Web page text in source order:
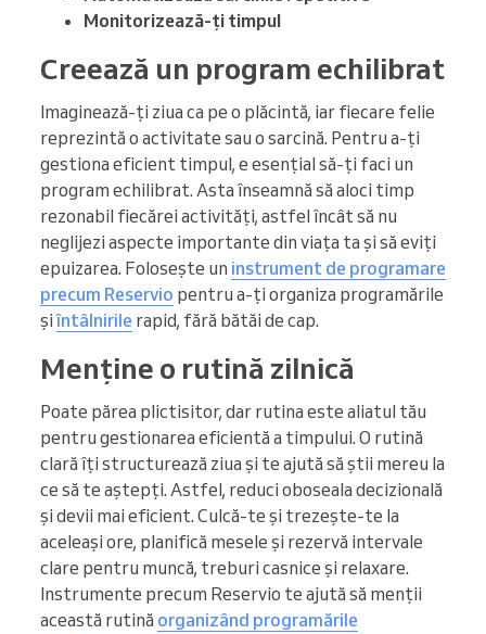
Monitorizează-ți timpul
Creează un program echilibrat
Imaginează-ți ziua ca pe o plăcintă, iar fiecare felie
reprezintă o activitate sau o sarcină. Pentru a-ți
gestiona eficient timpul, e esențial să-ți faci un
program echilibrat. Asta înseamnă să aloci timp
rezonabil fiecărei activități, astfel încât să nu
neglijezi aspecte importante din viața ta și să eviți
epuizarea. Folosește un instrument de programare
precum Reservio pentru a-ți organiza programările
șiîntâlnirile rapid, fără bătăi de cap.
Menține o rutină zilnică
Poate părea plictisitor, dar rutina este aliatul tău
pentru gestionarea eficientă a timpului. O rutină
clară îți structurează ziua și te ajută să știi mereu la
ce să te aștepți. Astfel, reduci oboseala decizională
și devii mai eficient. Culcă-te și trezește-te la
aceleași ore, planifică mesele și rezervă intervale
clare pentru muncă, treburi casnice și relaxare.
Instrumente precum Reservio te ajută să menții
această rutină organizând programările